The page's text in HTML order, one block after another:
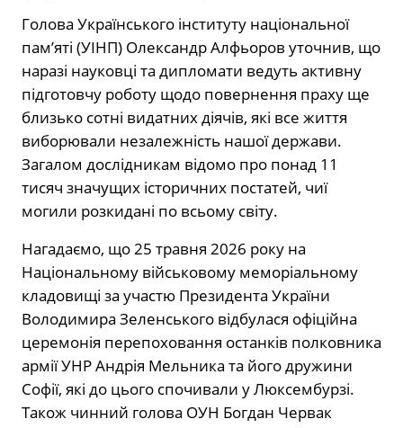
Голова Українського інституту національної
пам’яті (УІНП) Олександр Алфьоров уточнив, що
наразі науковці та дипломати ведуть активну
підготовчу роботу щодо повернення праху ще
близько сотні видатних діячів, які все життя
виборювали незалежність нашої держави.
Загалом дослідникам відомо про понад 11
тисяч значущих історичних постатей, чиї
могили розкидані по всьому світу.
Нагадаємо, що 25 травня 2026 року на
Національному військовому меморіальному
кладовищі за участю Президента України
Володимира Зеленського відбулася офіційна
церемонія перепоховання останків полковника
армії УНР Андрія Мельника та його дружини
Софії, які до цього спочивали у Люксембурзі.
Також чинний голова ОУН Богдан Червак